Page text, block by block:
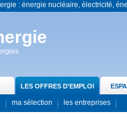
: énergie nucléaire, électricité,
LES OFFRES D'EMPLOI
ma sélection les entreprises